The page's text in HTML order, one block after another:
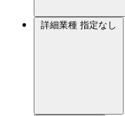
詳細業種 指定なし